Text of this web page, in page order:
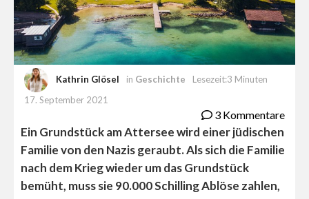
Kathrin Glösel in Geschichte
Lesezeit:3 Minuten
17. September 2021
3 Kommentare
Ein Grundstück am Attersee wird einer jüdischen
Familie von den Nazis geraubt. Als sich die Familie
nach dem Krieg wieder um das Grundstück
bemüht, muss sie 90.000 Schilling Ablöse zahlen,